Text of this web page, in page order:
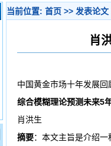
当前位置: 首页 >> 发表论文
肖
中国黄金市场十年发展
综合模糊理论预测未来5
肖洪生
摘要：本文主旨是介绍